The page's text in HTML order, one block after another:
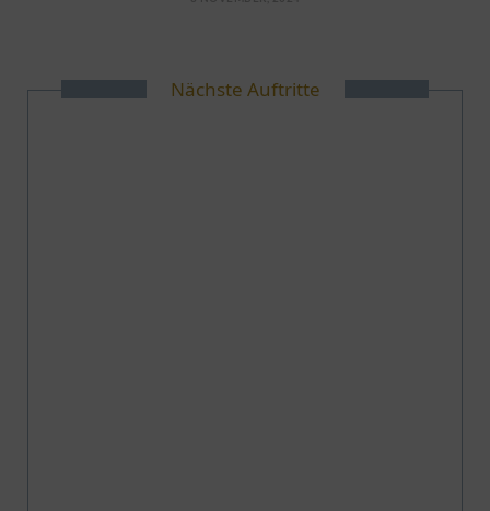
Nächste Auftritte